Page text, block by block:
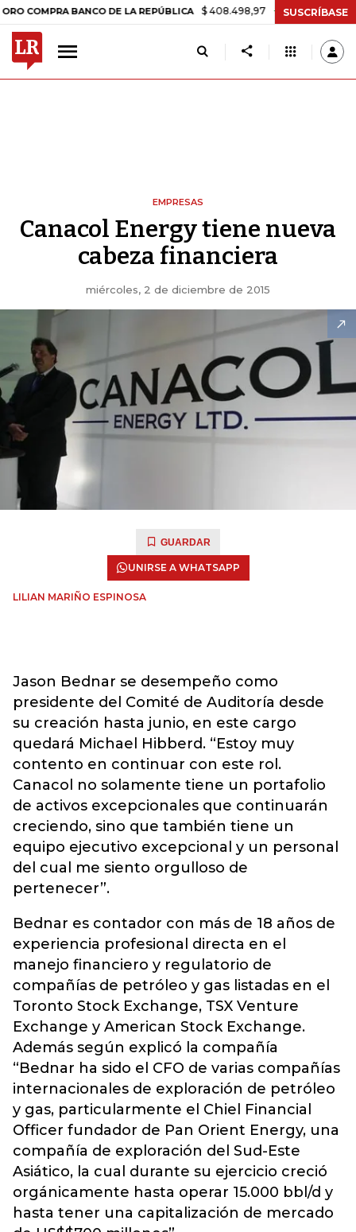
BANCO DE LA REPÚBLICA $ 408.498,97 +$ 8.753,81 +2,19%
SUSCRÍBASE
EMPRESAS
Canacol Energy tiene nueva
cabeza financiera
miércoles, 2 de diciembre de 2015
GUARDAR
UNIRSE A WHATSAPP
LILIAN MARIÑO ESPINOSA
Jason Bednar se desempeño como
presidente del Comité de Auditoría desde
su creación hasta junio, en este cargo
quedará Michael Hibberd. “Estoy muy
contento en continuar con este rol.
Canacol no solamente tiene un portafolio
de activos excepcionales que continuarán
creciendo, sino que también tiene un
equipo ejecutivo excepcional y un personal
del cual me siento orgulloso de
pertenecer”.
Bednar es contador con más de 18 años de
experiencia profesional directa en el
manejo financiero y regulatorio de
compañías de petróleo y gas listadas en el
Toronto Stock Exchange, TSX Venture
Exchange y American Stock Exchange.
Además según explicó la compañía
“Bednar ha sido el CFO de varias compañías
internacionales de exploración de petróleo
y gas, particularmente el Chiel Financial
Officer fundador de Pan Orient Energy, una
compañía de exploración del Sud-Este
Asiático, la cual durante su ejercicio creció
orgánicamente hasta operar 15.000 bbl/d y
hasta tener una capitalización de mercado